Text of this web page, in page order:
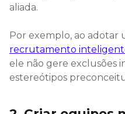
aliada.
Por exemplo, ao adotar
recrutamento
ele não gere exclusões
estereótipos